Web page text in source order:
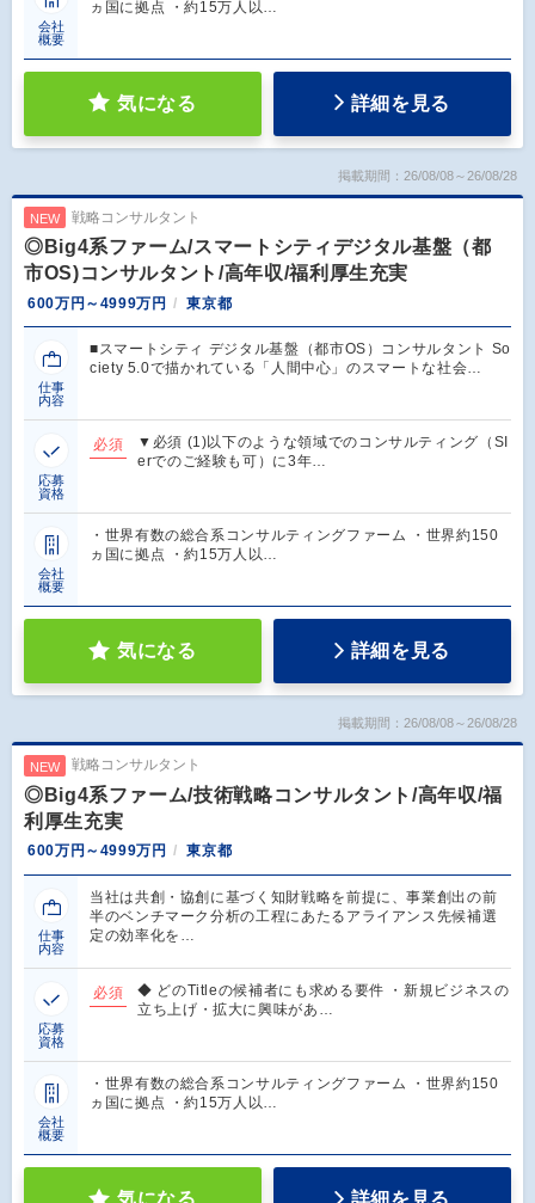
会社
概要
ヵ国に拠点 ・約15万人以…
気になる 詳細を見る
掲載期間：26/08/08～26/08/28
NEW 戦略コンサルタント
◎Big4系ファーム/スマートシティデジタル基盤（都
市OS)コンサルタント/高年収/福利厚生充実
600万円～4999万円 東京都
仕事
内容
■スマートシティ デジタル基盤（都市OS）コンサルタント So
ciety 5.0で描かれている「人間中心」のスマートな社会…
応募
資格
必須
▼必須 (1)以下のような領域でのコンサルティング（SI
erでのご経験も可）に3年…
会社
概要
・世界有数の総合系コンサルティングファーム ・世界約150
ヵ国に拠点 ・約15万人以…
気になる 詳細を見る
掲載期間：26/08/08～26/08/28
NEW 戦略コンサルタント
◎Big4系ファーム/技術戦略コンサルタント/高年収/福
利厚生充実
600万円～4999万円 東京都
仕事
内容
当社は共創・協創に基づく知財戦略を前提に、事業創出の前
半のベンチマーク分析の工程にあたるアライアンス先候補選
定の効率化を…
応募
資格
必須
◆ どのTitleの候補者にも求める要件 ・新規ビジネスの
立ち上げ・拡大に興味があ…
会社
概要
・世界有数の総合系コンサルティングファーム ・世界約150
ヵ国に拠点 ・約15万人以…